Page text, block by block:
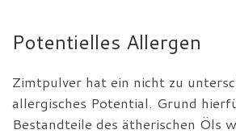
Potentielles Allergen
Zimtpulver hat ein nicht zu
allergisches Potential. Grund
Bestandteile des ätherischen Öls